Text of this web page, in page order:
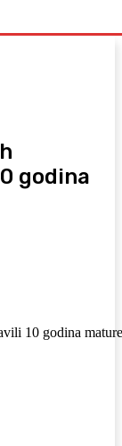
godina